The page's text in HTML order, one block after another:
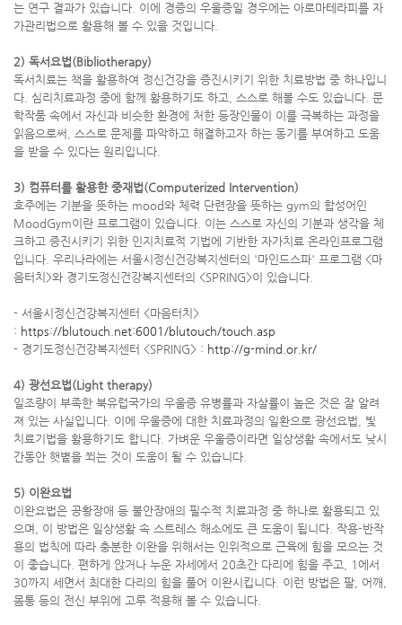
는 연구 결과가 있습니다. 이에 경증의 우울증일 경우에는 아로마테라피를 자
가관리법으로 활용해 볼 수 있을 것입니다.
2) 독서요법(Bibliotherapy)
독서치료는 책을 활용하여 정신건강을 증진시키기 위한 치료방법 중 하나입니
다. 심리치료과정 중에 함께 활용하기도 하고, 스스로 해볼 수도 있습니다. 문
학작품 속에서 자신과 비슷한 환경에 처한 등장인물이 이를 극복하는 과정을
읽음으로써, 스스로 문제를 파악하고 해결하고자 하는 동기를 부여하고 도움
을 받을 수 있다는 원리입니다.
3) 컴퓨터를 활용한 중재법(Computerized Intervention)
호주에는 기분을 뜻하는 mood와 체력 단련장을 뜻하는 gym의 합성어인
MoodGym이란 프로그램이 있습니다. 이는 스스로 자신의 기분과 생각을 체
크하고 증진시키기 위한 인지치료적 기법에 기반한 자가치료 온라인프로그램
입니다. 우리나라에는 서울시정신건강복지센터의 '마인드스파' 프로그램 <마
음터치>와 경기도정신건강복지센터의 <SPRING>이 있습니다.
- 서울시정신건강복지센터 <마음터치>
: https://blutouch.net:6001/blutouch/touch.asp
- 경기도정신건강복지센터 <SPRING> : http://g-mind.or.kr/
4) 광선요법(Light therapy)
일조량이 부족한 북유럽국가의 우울증 유병률과 자살률이 높은 것은 잘 알려
져 있는 사실입니다. 이에 우울증에 대한 치료과정의 일환으로 광선요법, 빛
치료기법을 활용하기도 합니다. 가벼운 우울증이라면 일상생활 속에서도 낮시
간동안 햇볕을 쬐는 것이 도움이 될 수 있습니다.
5) 이완요법
이완요법은 공황장애 등 불안장애의 필수적 치료과정 중 하나로 활용되고 있
으며, 이 방법은 일상생활 속 스트레스 해소에도 큰 도움이 됩니다. 작용-반작
용의 법칙에 따라 충분한 이완을 위해서는 인위적으로 근육에 힘을 모으는 것
이 좋습니다. 편하게 앉거나 누운 자세에서 20초간 다리에 힘을 주고, 1에서
30까지 세면서 최대한 다리의 힘을 풀어 이완시킵니다. 이런 방법은 팔, 어깨,
몸통 등의 전신 부위에 고루 적용해 볼 수 있습니다.